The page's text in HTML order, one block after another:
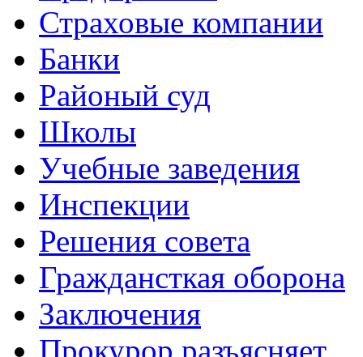
Страховые компании
Банки
Районый суд
Школы
Учебные заведения
Инспекции
Решения совета
Граждансткая оборона
Заключения